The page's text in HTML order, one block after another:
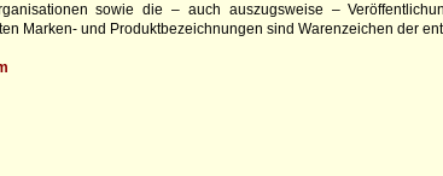
sowie die – auch auszugsweise –
Marken- und Produktbezeichnungen sind Warenzeichen der